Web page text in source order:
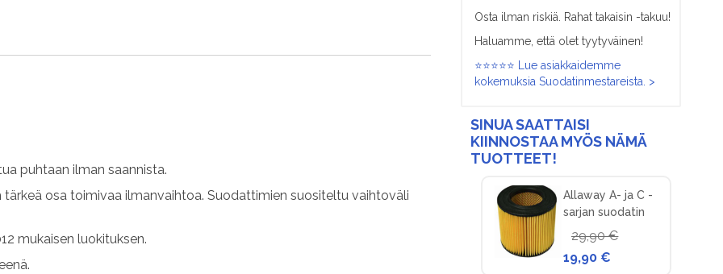
puhtaan ilman saannista.
osa toimivaa ilmanvaihtoa. Suodattimien suositeltu vaihtoväli
mukaisen luokituksen.
Osta ilman riskiä. Rahat takaisin -takuu!
Haluamme, että olet tyytyväinen!
⭐⭐⭐⭐⭐ Lue asiakkaidemme
kokemuksia Suodatinmestareista. >
SINUA SAATTAISI
KIINNOSTAA MYÖS NÄMÄ
TUOTTEET!
Allaway A- ja C -
sarjan suodatin
keskuspölynimuriin
19,90 €
29,90 €